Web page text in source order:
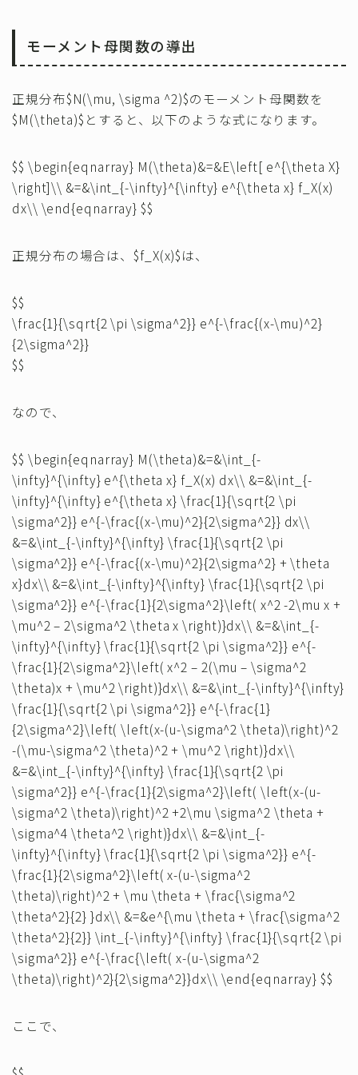
モーメント母関数の導出
正規分布$N(\mu, \sigma ^2)$のモーメント母関数を
$M(\theta)$とすると、以下のような式になります。
$$ \begin{eqnarray} M(\theta)&=&E\left[ e^{\theta X}
\right]\\ &=&\int_{-\infty}^{\infty} e^{\theta x} f_X(x)
dx\\ \end{eqnarray} $$
正規分布の場合は、$f_X(x)$は、
$$
\frac{1}{\sqrt{2 \pi \sigma^2}} e^{-\frac{(x-\mu)^2}
{2\sigma^2}}
$$
なので、
$$ \begin{eqnarray} M(\theta)&=&\int_{-
\infty}^{\infty} e^{\theta x} f_X(x) dx\\ &=&\int_{-
\infty}^{\infty} e^{\theta x} \frac{1}{\sqrt{2 \pi
\sigma^2}} e^{-\frac{(x-\mu)^2}{2\sigma^2}} dx\\
&=&\int_{-\infty}^{\infty} \frac{1}{\sqrt{2 \pi
\sigma^2}} e^{-\frac{(x-\mu)^2}{2\sigma^2} + \theta
x}dx\\ &=&\int_{-\infty}^{\infty} \frac{1}{\sqrt{2 \pi
\sigma^2}} e^{-\frac{1}{2\sigma^2}\left( x^2 -2\mu x +
\mu^2 – 2\sigma^2 \theta x \right)}dx\\ &=&\int_{-
\infty}^{\infty} \frac{1}{\sqrt{2 \pi \sigma^2}} e^{-
\frac{1}{2\sigma^2}\left( x^2 – 2(\mu – \sigma^2
\theta)x + \mu^2 \right)}dx\\ &=&\int_{-\infty}^{\infty}
\frac{1}{\sqrt{2 \pi \sigma^2}} e^{-\frac{1}
{2\sigma^2}\left( \left(x-(u-\sigma^2 \theta)\right)^2
-(\mu-\sigma^2 \theta)^2 + \mu^2 \right)}dx\\
&=&\int_{-\infty}^{\infty} \frac{1}{\sqrt{2 \pi
\sigma^2}} e^{-\frac{1}{2\sigma^2}\left( \left(x-(u-
\sigma^2 \theta)\right)^2 +2\mu \sigma^2 \theta +
\sigma^4 \theta^2 \right)}dx\\ &=&\int_{-
\infty}^{\infty} \frac{1}{\sqrt{2 \pi \sigma^2}} e^{-
\frac{1}{2\sigma^2}\left( x-(u-\sigma^2
\theta)\right)^2 + \mu \theta + \frac{\sigma^2
\theta^2}{2} }dx\\ &=&e^{\mu \theta + \frac{\sigma^2
\theta^2}{2}} \int_{-\infty}^{\infty} \frac{1}{\sqrt{2 \pi
\sigma^2}} e^{-\frac{\left( x-(u-\sigma^2
\theta)\right)^2}{2\sigma^2}}dx\\ \end{eqnarray} $$
ここで、